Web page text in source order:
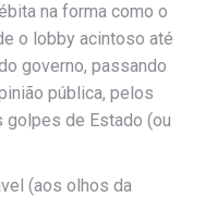
na forma como o
o lobby acintoso até
governo, passando
pública, pelos
golpes de Estado (ou
(aos olhos da